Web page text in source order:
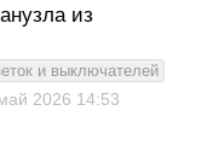
из
и выключателей
2026 14:53